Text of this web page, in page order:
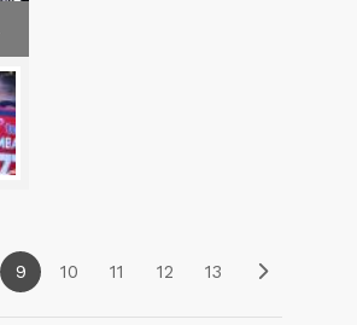
9 10 11 12 13